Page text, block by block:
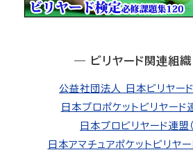
― ビリヤード関連組
公益社団法人 日本ビリヤード
日本プロポケットビリヤード
日本プロビリヤード連盟
日本アマチュアポケットビリヤ